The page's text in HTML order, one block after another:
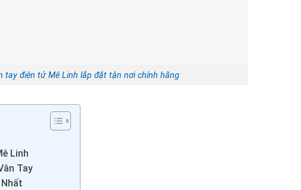
tay điện tử Mê Linh lắp đặt tận nơi chính hãng
Linh
Tay